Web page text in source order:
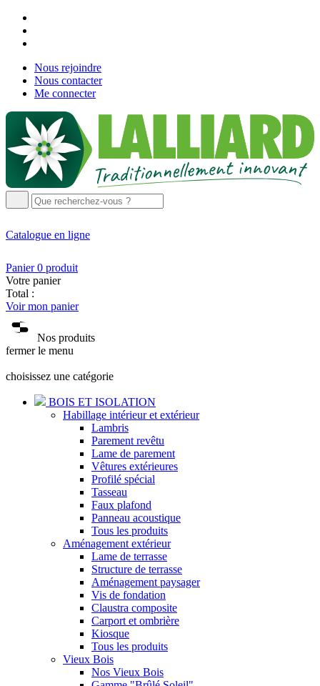
Nous rejoindre
Nous contacter
Me connecter
Catalogue en ligne
Panier 0 produit
Votre panier
Total :
Voir mon panier
Nos produits
fermer le menu
choisissez une catégorie
BOIS ET ISOLATION
Habillage intérieur et extérieur
Lambris
Parement revêtu
Lame de parement
Vêtures extérieures
Profilé spécial
Tasseau
Faux plafond
Panneau acoustique
Tous les produits
Aménagement extérieur
Lame de terrasse
Structure de terrasse
Aménagement paysager
Vis de fondation
Claustra composite
Carport et ombrière
Kiosque
Tous les produits
Vieux Bois
Nos Vieux Bois